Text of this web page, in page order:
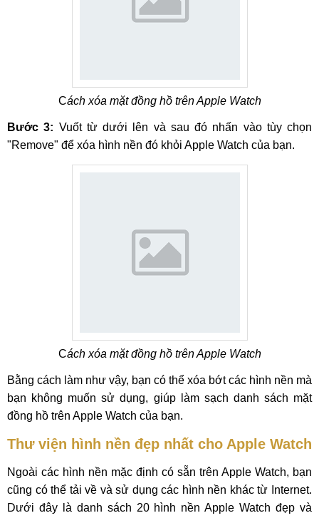
Cách xóa mặt đồng hồ trên Apple Watch
Bước 3: Vuốt từ dưới lên và sau đó nhấn vào tùy chọn
"Remove" để xóa hình nền đó khỏi Apple Watch của bạn.
Cách xóa mặt đồng hồ trên Apple Watch
Bằng cách làm như vậy, bạn có thể xóa bớt các hình nền mà
bạn không muốn sử dụng, giúp làm sạch danh sách mặt
đồng hồ trên Apple Watch của bạn.
Thư viện hình nền đẹp nhất cho Apple Watch
Ngoài các hình nền mặc định có sẵn trên Apple Watch, bạn
cũng có thể tải về và sử dụng các hình nền khác từ Internet.
Dưới đây là danh sách 20 hình nền Apple Watch đẹp và